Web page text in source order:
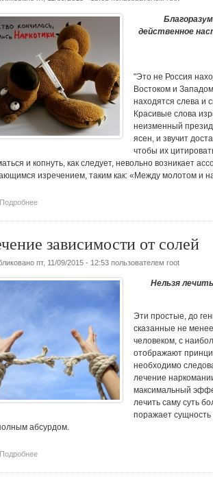
действенное
"Это не Россия
Востоком и
находятся слева и
Красивые слова
неизменный
ясен, и звучит
чтобы их
и копнуть, как следует, невольно возникает
изречением, таким как: «Между молотом и
Подробнеео Детская наркомания
зависимости от солей
пт, 11/09/2015 - 12:53 пользователем root
Нельзя
Эти простые, до
сказанные не
человеком, с
отображают
необходимо
лечение
максимальный
лечить саму суть
поражает
абсурдом.
Подробнеео Лечение зависимости от солей